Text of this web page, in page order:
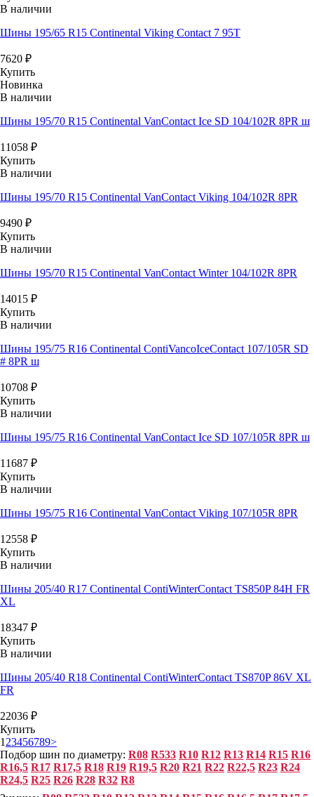
В наличии
Шины 195/65 R15 Continental Viking Contact 7 95T
7620 ₽
Купить
Новинка
В наличии
Шины 195/70 R15 Continental VanContact Ice SD 104/102R 8PR ш
11058 ₽
Купить
В наличии
Шины 195/70 R15 Continental VanContact Viking 104/102R 8PR
9490 ₽
Купить
В наличии
Шины 195/70 R15 Continental VanContact Winter 104/102R 8PR
14015 ₽
Купить
В наличии
Шины 195/75 R16 Continental ContiVancoIceContact 107/105R SD
# 8PR ш
10708 ₽
Купить
В наличии
Шины 195/75 R16 Continental VanContact Ice SD 107/105R 8PR ш
11687 ₽
Купить
В наличии
Шины 195/75 R16 Continental VanContact Viking 107/105R 8PR
12558 ₽
Купить
В наличии
Шины 205/40 R17 Continental ContiWinterContact TS850P 84H FR
XL
18347 ₽
Купить
В наличии
Шины 205/40 R18 Continental ContiWinterContact TS870P 86V XL
FR
22036 ₽
Купить
1 23456789>
Подбор шин по диаметру: R08 R533 R10 R12 R13 R14 R15 R16
R16,5 R17 R17,5 R18 R19 R19,5 R20 R21 R22 R22,5 R23 R24
R24,5 R25 R26 R28 R32 R8